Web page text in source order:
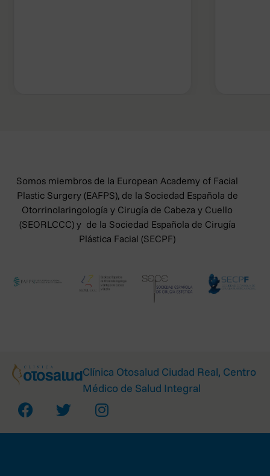
Somos miembros de la European Academy of Facial
Plastic Surgery (EAFPS), de la Sociedad Española de
Otorrinolaringología y Cirugía de Cabeza y Cuello
(SEORLCCC) y de la Sociedad Española de Cirugía
Plástica Facial (SECPF)
Clínica Otosalud Ciudad Real, Centro
Médico de Salud Integral